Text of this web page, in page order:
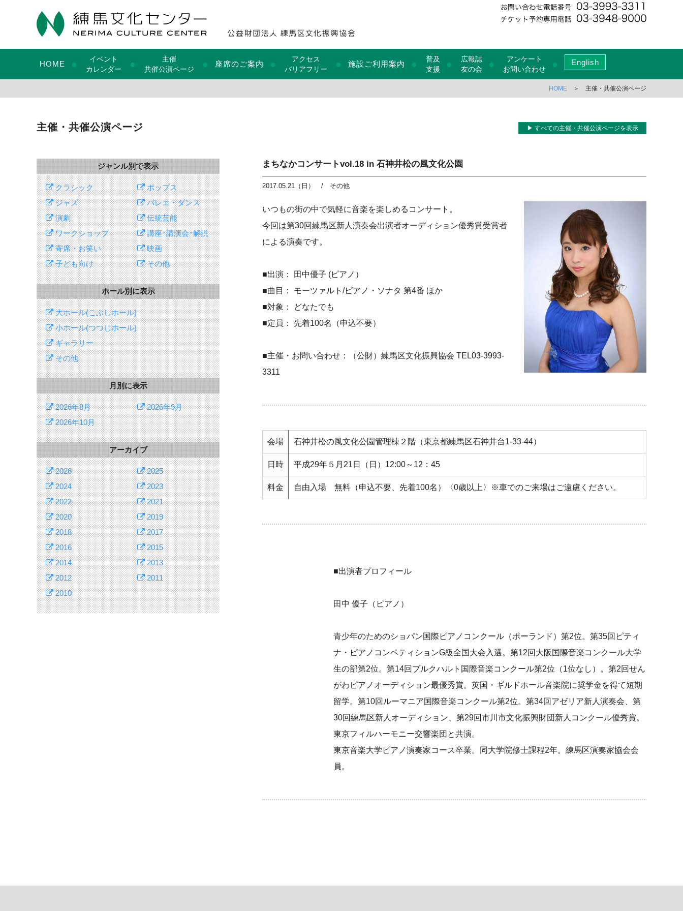
HOME ●
イベント
カレンダー
●
主催
共催公演ページ
● 座席のご案内 ●
アクセス
バリアフリー
● 施設ご利用案内 ●
普及
支援
●
広報誌
友の会
●
アンケート
お問い合わせ
● English
HOME ＞ 主催・共催公演ページ
主催・共催公演ページ ▶ すべての主催・共催公演ページを表示
ジャンル別で表示
クラシック
ポップス
ジャズ
バレエ・ダンス
演劇
伝統芸能
ワークショップ
講座･講演会･解説
寄席・お笑い
映画
子ども向け
その他
ホール別に表示
大ホール(こぶしホール)
小ホール(つつじホール)
ギャラリー
その他
月別に表示
2026年8月
2026年9月
2026年10月
アーカイブ
2026
2025
2024
2023
2022
2021
2020
2019
2018
2017
2016
2015
2014
2013
2012
2011
2010
まちなかコンサートvol.18 in 石神井松の風文化公園
2017.05.21（日） / その他
いつもの街の中で気軽に音楽を楽しめるコンサート。
今回は第30回練馬区新人演奏会出演者オーディション優秀賞受賞者
による演奏です。
■出演： 田中優子 (ピアノ）
■曲目： モーツァルト/ピアノ・ソナタ 第4番 ほか
■対象： どなたでも
■定員： 先着100名（申込不要）
■主催・お問い合わせ：（公財）練馬区文化振興協会 TEL03-3993-
3311
会場 石神井松の風文化公園管理棟２階（東京都練馬区石神井台1-33-44）
日時 平成29年５月21日（日）12:00～12：45
料金 自由入場 無料（申込不要、先着100名）〈0歳以上〉※車でのご来場はご遠慮ください。
■出演者プロフィール
田中 優子（ピアノ）
青少年のためのショパン国際ピアノコンクール（ポーランド）第2位。第35回ピティ
ナ・ピアノコンペティションG級全国大会入選。第12回大阪国際音楽コンクール大学
生の部第2位。第14回ブルクハルト国際音楽コンクール第2位（1位なし）。第2回せん
がわピアノオーディション最優秀賞。英国・ギルドホール音楽院に奨学金を得て短期
留学。第10回ルーマニア国際音楽コンクール第2位。第34回アゼリア新人演奏会、第
30回練馬区新人オーディション、第29回市川市文化振興財団新人コンクール優秀賞。
東京フィルハーモニー交響楽団と共演。
東京音楽大学ピアノ演奏家コース卒業。同大学院修士課程2年。練馬区演奏家協会会
員。